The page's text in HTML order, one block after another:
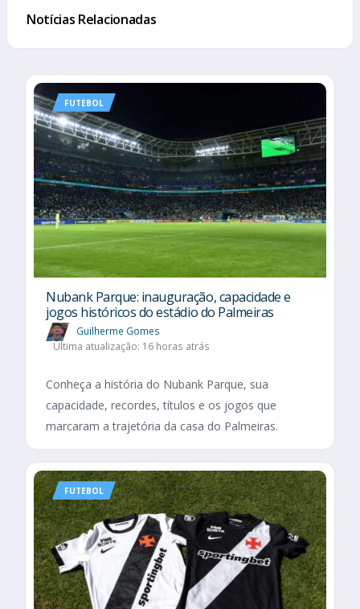
Notícias Relacionadas
FUTEBOL
Nubank Parque: inauguração, capacidade e
jogos históricos do estádio do Palmeiras
Guilherme Gomes
Última atualização: 16 horas atrás
Conheça a história do Nubank Parque, sua
capacidade, recordes, títulos e os jogos que
marcaram a trajetória da casa do Palmeiras.
FUTEBOL